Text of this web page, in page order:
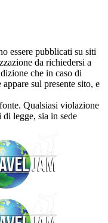
essere pubblicati su siti
da richiedersi a
che in caso di
sul presente sito, e
Qualsiasi violazione
di legge, sia in sede